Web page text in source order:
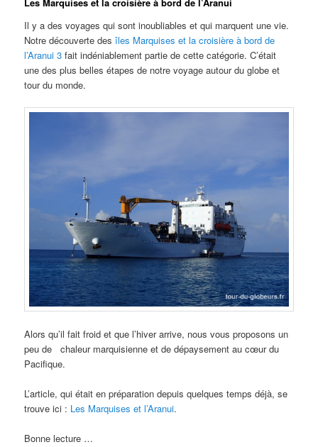
Il y a des voyages qui sont inoubliables et qui marquent une vie.
Notre découverte desîles Marquises et la croisière à bord de
l’Aranui 3 fait indéniablement partie de cette catégorie. C’était
une des plus belles étapes de notre voyage autour du globe et
tour du monde.
Alors qu’il fait froid et que l’hiver arrive, nous vous proposons un
peu de
chaleur marquisienne et de dépaysement au cœur du
Pacifique.
L’article, qui était en préparation depuis quelques temps déjà, se
trouve ici : Les Marquises et l’Aranui.
Bonne lecture …